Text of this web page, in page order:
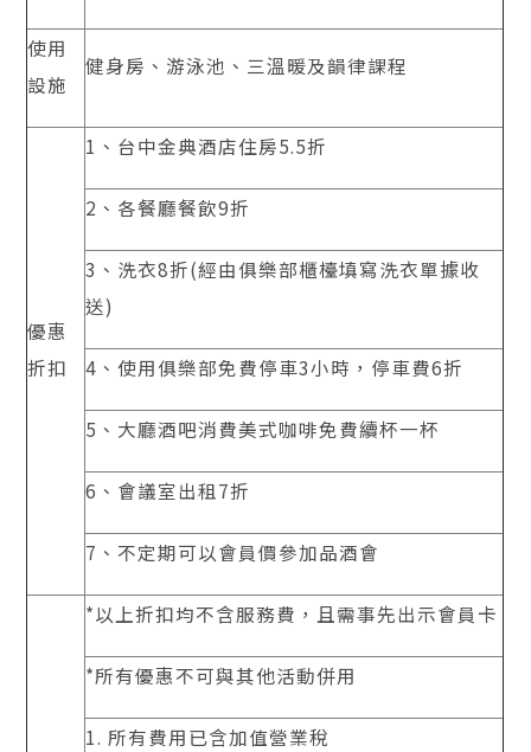
使用
設施
健身房、游泳池、三溫暖及韻律課程
優惠
折扣
1、台中金典酒店住房5.5折
2、各餐廳餐飲9折
3、洗衣8折(經由俱樂部櫃檯填寫洗衣單據收
送)
4、使用俱樂部免費停車3小時，停車費6折
5、大廳酒吧消費美式咖啡免費續杯一杯
6、會議室出租7折
7、不定期可以會員價參加品酒會
*以上折扣均不含服務費，且需事先出示會員卡
*所有優惠不可與其他活動併用
1. 所有費用已含加值營業稅